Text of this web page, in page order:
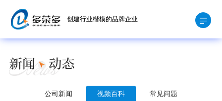
创建行业楷模的品牌企业
公司新闻 视频百科 常见问题